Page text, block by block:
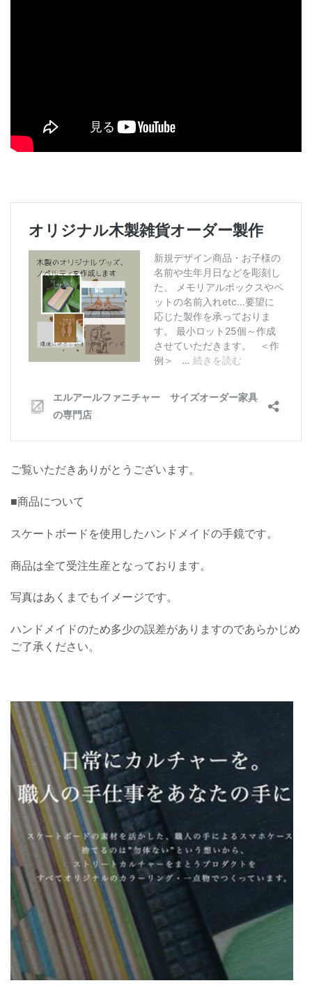
ご覧いただきありがとうございます。
■商品について
スケートボードを使用したハンドメイドの手鏡です。
商品は全て受注生産となっております。
写真はあくまでもイメージです。
ハンドメイドのため多少の誤差がありますのであらかじめ
ご了承ください。